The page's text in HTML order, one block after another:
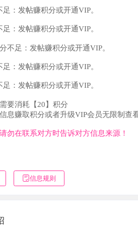
足：发帖赚积分或开通VIP。
：发帖赚积分或开通VIP。
：发帖赚积分或开通VIP。
消耗【20】积分
赚取积分或者升级VIP会员无限制查看。
在联系对方时告诉对方信息来源！
信息规则
感还是不错的，调情手法可以，找到这样颜